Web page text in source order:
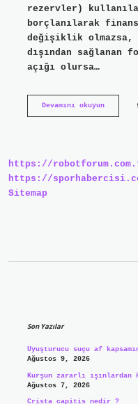
rezervler)
borçlanılarak
değişiklik
dışından sağlanan
açığı olursa…
Devamını okuyunBütçe
https://
https://
Sitemap
Son Yazılar
Uyuşturucu suçu af
Ağustos 9, 2026
Kurşun zararlı ışınlardan
Ağustos 7, 2026
Crista capitis nedir ?